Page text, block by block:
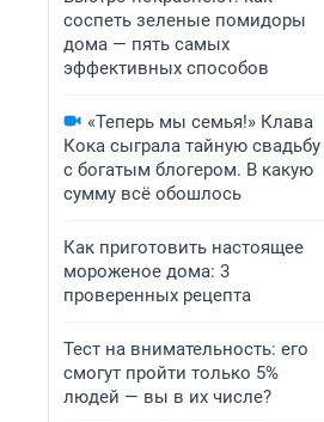
соспеть зеленые помидоры
дома — пять самых
эффективных способов
«Теперь мы семья!» Клава
Кока сыграла тайную свадьбу
с богатым блогером. В какую
сумму всё обошлось
Как приготовить настоящее
мороженое дома: 3
проверенных рецепта
Тест на внимательность: его
смогут пройти только 5%
людей — вы в их числе?